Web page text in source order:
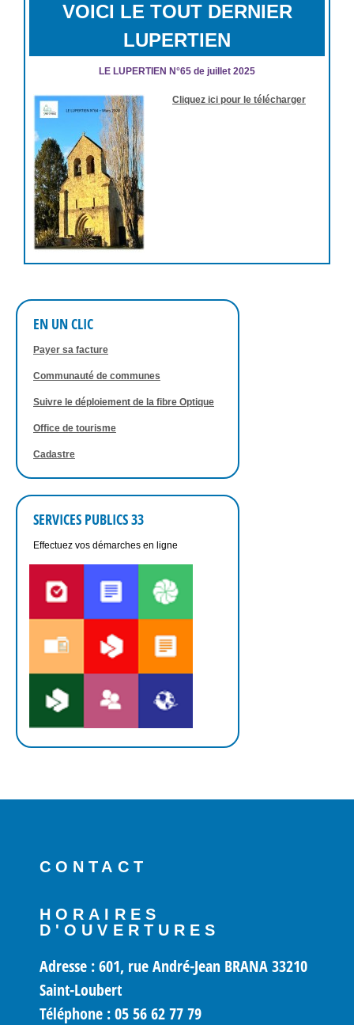
VOICI LE TOUT DERNIER
LUPERTIEN
LE LUPERTIEN N°65 de juillet 2025
Cliquez ici pour le télécharger
EN UN CLIC
Payer sa facture
Communauté de communes
Suivre le déploiement de la fibre Optique
Office de tourisme
Cadastre
SERVICES PUBLICS 33
Effectuez vos démarches en ligne
CONTACT
HORAIRES
D'OUVERTURES
Adresse : 601, rue André-Jean BRANA 33210
Saint-Loubert
Téléphone : 05 56 62 77 79